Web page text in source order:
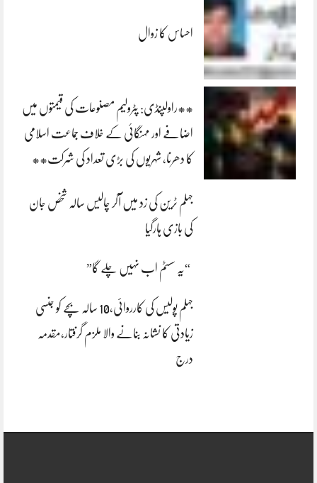
احساس کا زوال
**راولپنڈی: پٹرولیم مصنوعات کی قیمتوں میں
اضافے اور مہنگائی کے خلاف جماعت اسلامی
کا دھرنا، شہریوں کی بڑی تعداد کی شرکت**
جہلم ٹرین کی زد میں آکر چالیس سالہ شخص جان
کی بازی ہارگیا
“یہ سسٹم اب نہیں چلے گا”
جہلم پولیس کی کارروائی،10 سالہ بچے کو جنسی
زیادتی کا نشانہ بنانے والا ملزم گرفتار،مقدمہ
درج